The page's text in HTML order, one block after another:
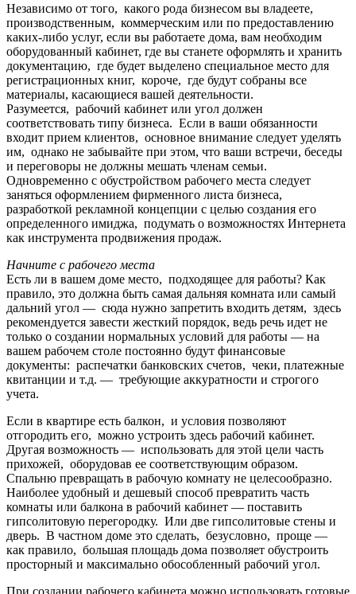
Независимо от того, какого рода бизнесом вы владеете,
производственным, коммерческим или по предоставлению
каких-либо услуг, если вы работаете дома, вам необходим
оборудованный кабинет, где вы станете оформлять и хранить
документацию, где будет выделено специальное место для
регистрационных книг, короче, где будут собраны все
материалы, касающиеся вашей деятельности.
Разумеется, рабочий кабинет или угол должен
соответствовать типу бизнеса. Если в ваши обязанности
входит прием клиентов, основное внимание следует уделять
им, однако не забывайте при этом, что ваши встречи, беседы
и переговоры не должны мешать членам семьи.
Одновременно с обустройством рабочего места следует
заняться оформлением фирменного листа бизнеса,
разработкой рекламной концепции с целью создания его
определенного имиджа, подумать о возможностях Интернета
как инструмента продвижения продаж.
Начните с рабочего места
Есть ли в вашем доме место, подходящее для работы? Как
правило, это должна быть самая дальняя комната или самый
дальний угол — сюда нужно запретить входить детям, здесь
рекомендуется завести жесткий порядок, ведь речь идет не
только о создании нормальных условий для работы — на
вашем рабочем столе постоянно будут финансовые
документы: распечатки банковских счетов, чеки, платежные
квитанции и т.д. — требующие аккуратности и строгого
учета.
Если в квартире есть балкон, и условия позволяют
отгородить его, можно устроить здесь рабочий кабинет.
Другая возможность — использовать для этой цели часть
прихожей, оборудовав ее соответствующим образом.
Спальню превращать в рабочую комнату не целесообразно.
Наиболее удобный и дешевый способ превратить часть
комнаты или балкона в рабочий кабинет — поставить
гипсолитовую перегородку. Или две гипсолитовые стены и
дверь. В частном доме это сделать, безусловно, проще —
как правило, большая площадь дома позволяет обустроить
просторный и максимально обособленный рабочий угол.
При создании рабочего кабинета можно использовать готовые